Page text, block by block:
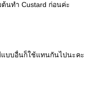
นทำ Custard ก่อนค่ะ
บบอื่นก็ใช้แทนกันไปนะคะ